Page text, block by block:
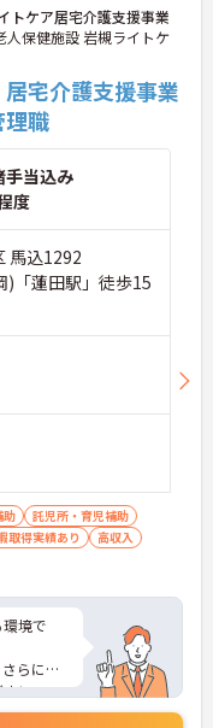
ケア居宅介護支援事業
保健施設 岩槻ライトケ
居宅介護支援事業
理職
当込み
度
馬込1292
)「蓮田駅」徒歩15
助
託児所・育児補助
取得実績あり
高収入
境で
らに詳
い。